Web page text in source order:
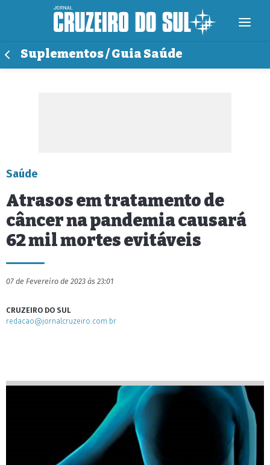
Suplementos / Guia Saúde
Saúde
Atrasos em tratamento de
câncer na pandemia causará
62 mil mortes evitáveis
07 de Fevereiro de 2023 às 23:01
CRUZEIRO DO SUL
redacao@jornalcruzeiro.com.br